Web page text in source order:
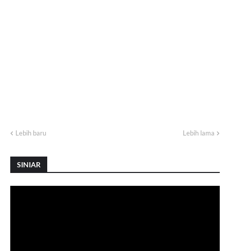
Lebih baru Lebih lama
SINIAR